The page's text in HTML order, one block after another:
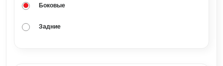
Боковые
Задние